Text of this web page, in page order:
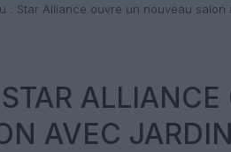
: Star Alliance ouvre un nouveau
ALLIANCE
AVEC